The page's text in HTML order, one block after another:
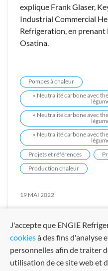
explique Frank Glaser,
Industrial Commercial
Refrigeration, en prenant
Osatina.
Pompes à chaleur
« Neutralité carbone avec
« Neutralité carbone avec
« Neutralité carbone avec
Projets et références
Production chaleur
19 MAI 2022
J'accepte que ENGIE
cookiesà des fins d'analyse
personnelles afin de traiter
utilisation de ce site web et